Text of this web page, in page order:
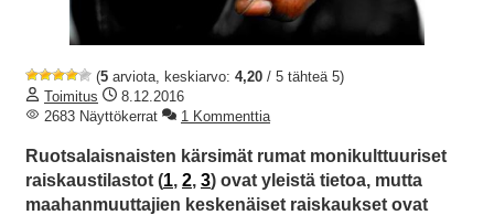
(5 arviota, keskiarvo: 4,20 / 5 tähteä 5)
Toimitus
8.12.2016
2683 Näyttökerrat
1 Kommenttia
Ruotsalaisnaisten kärsimät rumat monikulttuuriset
raiskaustilastot (1, 2, 3) ovat yleistä tietoa, mutta
maahanmuuttajien keskenäiset raiskaukset ovat